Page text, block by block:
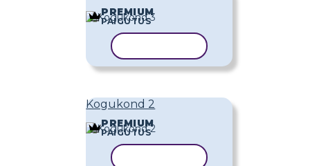
PREMIUM
PAIGUTUS
Kogukond 2
PREMIUM
PAIGUTUS